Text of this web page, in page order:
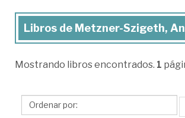
Libros
Metzner-
Andreas
Libros de Metzner-Szigeth,
Mostrando libros encontrados. 1